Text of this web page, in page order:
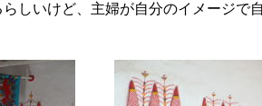
しいけど、主婦が自分のイメージで